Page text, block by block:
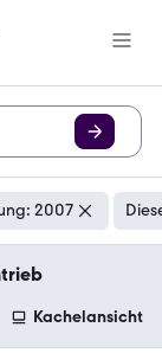
2007
Kachelansicht